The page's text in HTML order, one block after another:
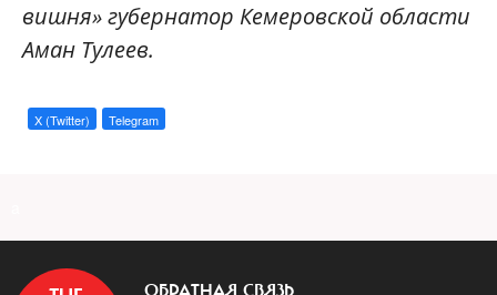
вишня» губернатор Кемеровской области
Аман Тулеев.
X (Twitter) Telegram